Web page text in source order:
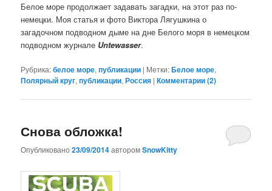
Белое море продолжает задавать загадки, на этот раз по-
немецки. Моя статья и фото Виктора Лягушкина о
загадочном подводном дыме на дне Белого моря в немецком
подводном журнале Untewasser.
Рубрика:белое море,публикации | Метки:Белое море,
Полярный круг,публикации,Россия |Комментарии (2)
Снова обложка!
Опубликовано23/09/2014авторомSnowKitty